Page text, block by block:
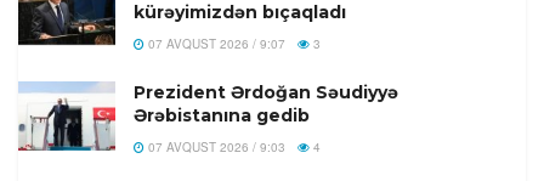
kürəyimizdən bıçaqladı
07 AVQUST 2026 / 9:07 3
Prezident Ərdoğan Səudiyyə
Ərəbistanına gedib
07 AVQUST 2026 / 9:03 4